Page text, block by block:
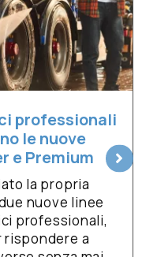
Estate 2026:
viviamo è
che
il
evaporativo
di
L'estate 2026 si
le più calde mai